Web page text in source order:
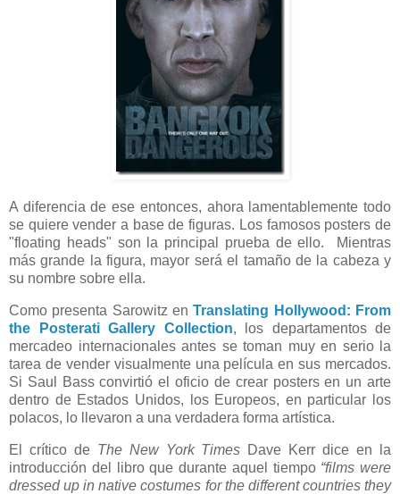
A diferencia de ese entonces, ahora lamentablemente todo
se quiere vender a base de figuras. Los famosos posters de
"floating heads" son la principal prueba de ello. Mientras
más grande la figura, mayor será el tamaño de la cabeza y
su nombre sobre ella.
Como presenta Sarowitz enTranslating Hollywood: From
the Posterati Gallery Collection, los departamentos de
mercadeo internacionales antes se toman muy en serio la
tarea de vender visualmente una película en sus mercados.
Si Saul Bass convirtió el oficio de crear posters en un arte
dentro de Estados Unidos, los Europeos, en particular los
polacos, lo llevaron a una verdadera forma artística.
El crítico de The New York Times Dave Kerr dice en la
introducción del libro que durante aquel tiempo “films were
dressed up in native costumes for the different countries they